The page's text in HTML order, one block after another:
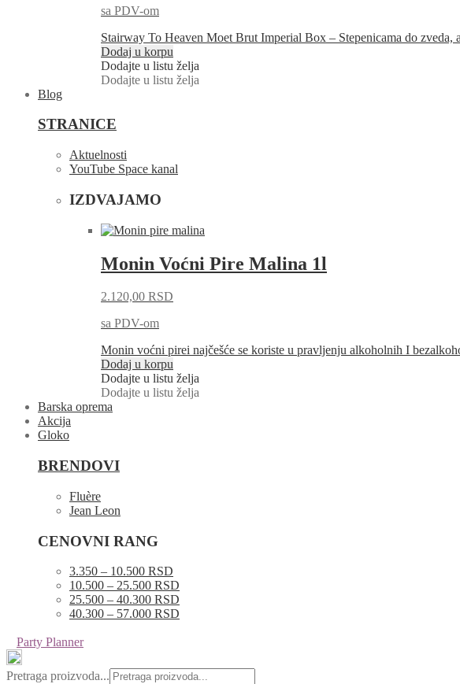
sa PDV-om
Stairway To Heaven Moet Brut Imperial Box – Stepenicama do zveda,
Dodaj u korpu
Dodajte u listu želja
Dodajte u listu želja
Blog
STRANICE
Aktuelnosti
YouTube Space kanal
IZDVAJAMO
Monin Voćni Pire Malina 1l
2.120,00 RSD
sa PDV-om
Monin voćni pirei najčešće se koriste u pravljenju alkoholnih I
Dodaj u korpu
Dodajte u listu želja
Dodajte u listu želja
Barska oprema
Akcija
Gloko
BRENDOVI
Fluère
Jean Leon
CENOVNI RANG
3.350 – 10.500 RSD
10.500 – 25.500 RSD
25.500 – 40.300 RSD
40.300 – 57.000 RSD
Party Planner
Pretraga proizvoda...